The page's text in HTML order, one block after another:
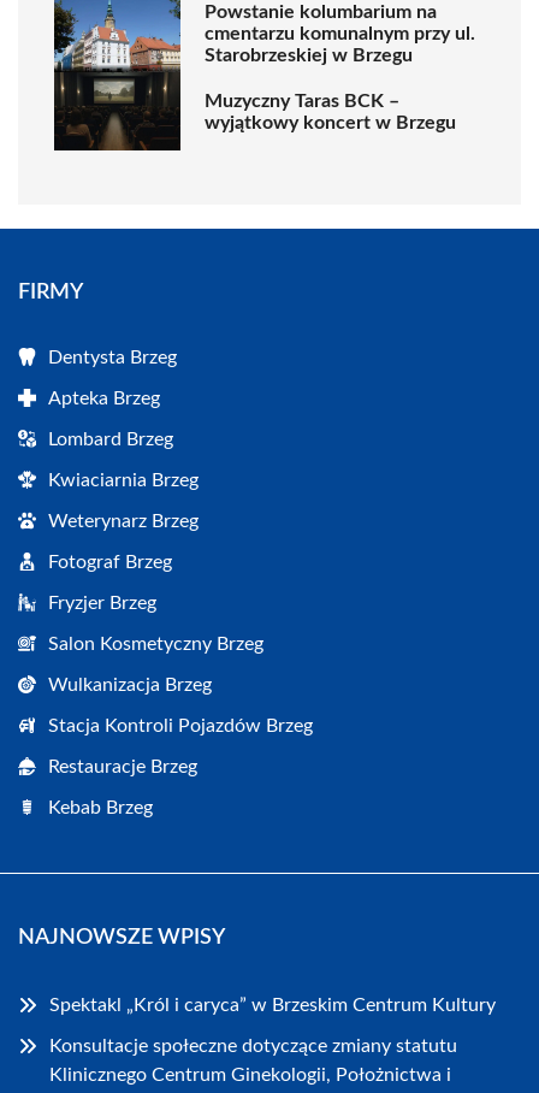
Powstanie kolumbarium na
cmentarzu komunalnym przy ul.
Starobrzeskiej w Brzegu
Muzyczny Taras BCK –
wyjątkowy koncert w Brzegu
FIRMY
Dentysta Brzeg
Apteka Brzeg
Lombard Brzeg
Kwiaciarnia Brzeg
Weterynarz Brzeg
Fotograf Brzeg
Fryzjer Brzeg
Salon Kosmetyczny Brzeg
Wulkanizacja Brzeg
Stacja Kontroli Pojazdów Brzeg
Restauracje Brzeg
Kebab Brzeg
NAJNOWSZE WPISY
Spektakl „Król i caryca” w Brzeskim Centrum Kultury
Konsultacje społeczne dotyczące zmiany statutu
Klinicznego Centrum Ginekologii, Położnictwa i